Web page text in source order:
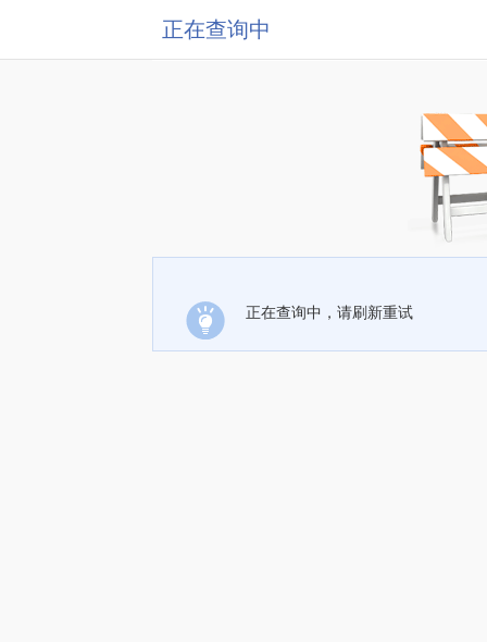
正在查询中
正在查询中，请刷新重试